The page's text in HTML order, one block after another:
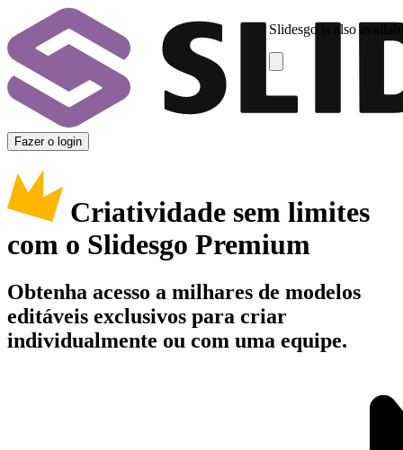
Slidesgo is also
Fazer o login
Criatividade sem limites
com o Slidesgo Premium
Obtenha acesso a milhares de modelos
editáveis exclusivos para criar
individualmente ou com uma equipe.